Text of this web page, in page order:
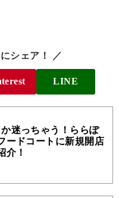
シェア！ ／
LINE
迷っちゃう！ららぽ
ードコートに新規開店
介！